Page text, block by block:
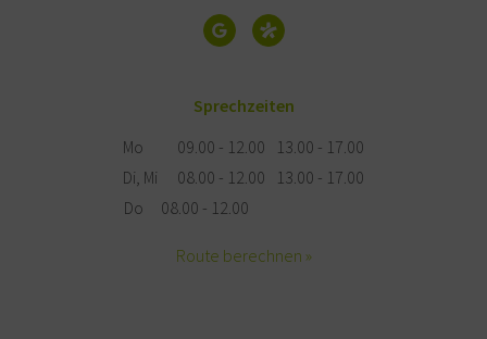
Sprechzeiten
Mo
09.00 - 12.00
13.00 - 17.00
Di, Mi
08.00 - 12.00
13.00 - 17.00
Do
08.00 - 12.00
Route berechnen »